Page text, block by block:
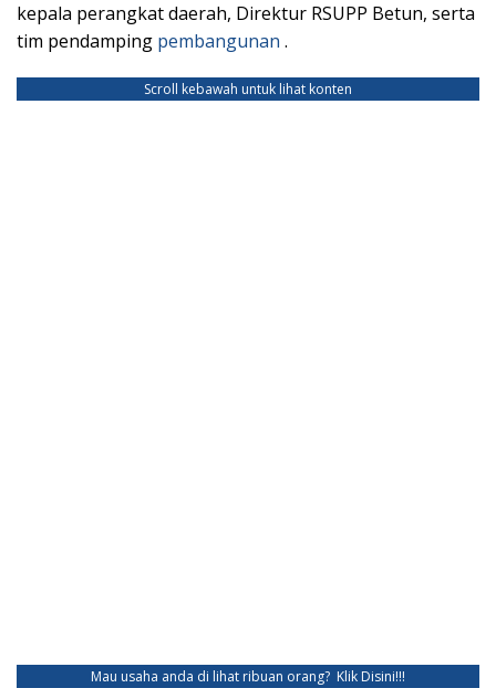
kepala perangkat daerah, Direktur RSUPP Betun, serta
tim pendamping pembangunan .
Scroll kebawah untuk lihat konten
Mau usaha anda di lihat ribuan orang? Klik Disini!!!